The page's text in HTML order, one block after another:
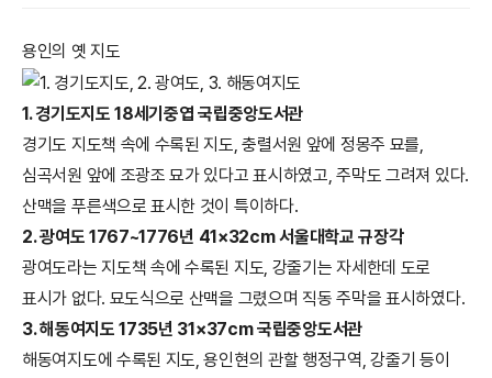
용인의 옛 지도
1. 경기도지도 18세기중엽 국립중앙도서관
경기도 지도책 속에 수록된 지도, 충렬서원 앞에 정몽주 묘를,
심곡서원 앞에 조광조 묘가 있다고 표시하였고, 주막도 그려져 있다.
산맥을 푸른색으로 표시한 것이 특이하다.
2. 광여도 1767~1776년 41×32cm 서울대학교 규장각
광여도라는 지도책 속에 수록된 지도, 강줄기는 자세한데 도로
표시가 없다. 묘도식으로 산맥을 그렸으며 직동 주막을 표시하였다.
3. 해동여지도 1735년 31×37cm 국립중앙도서관
해동여지도에 수록된 지도, 용인현의 관할 행정구역, 강줄기 등이